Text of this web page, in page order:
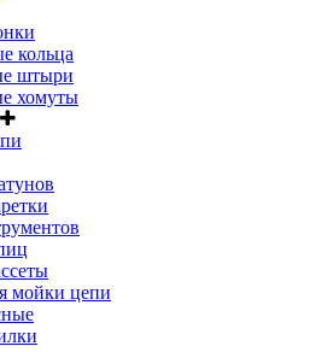
кольца
штыри
хомуты
мойки цепи